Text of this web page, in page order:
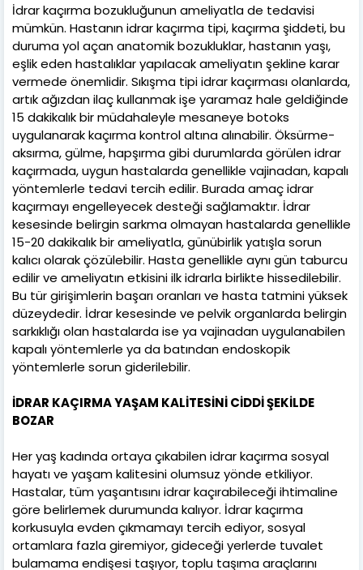
İdrar kaçırma bozukluğunun ameliyatla de tedavisi
mümkün. Hastanın idrar kaçırma tipi, kaçırma şiddeti, bu
duruma yol açan anatomik bozukluklar, hastanın yaşı,
eşlik eden hastalıklar yapılacak ameliyatın şekline karar
vermede önemlidir. Sıkışma tipi idrar kaçırması olanlarda,
artık ağızdan ilaç kullanmak işe yaramaz hale geldiğinde
15 dakikalık bir müdahaleyle mesaneye botoks
uygulanarak kaçırma kontrol altına alınabilir. Öksürme-
aksırma, gülme, hapşırma gibi durumlarda görülen idrar
kaçırmada, uygun hastalarda genellikle vajinadan, kapalı
yöntemlerle tedavi tercih edilir. Burada amaç idrar
kaçırmayı engelleyecek desteği sağlamaktır. İdrar
kesesinde belirgin sarkma olmayan hastalarda genellikle
15-20 dakikalık bir ameliyatla, günübirlik yatışla sorun
kalıcı olarak çözülebilir. Hasta genellikle aynı gün taburcu
edilir ve ameliyatın etkisini ilk idrarla birlikte hissedilebilir.
Bu tür girişimlerin başarı oranları ve hasta tatmini yüksek
düzeydedir. İdrar kesesinde ve pelvik organlarda belirgin
sarkıklığı olan hastalarda ise ya vajinadan uygulanabilen
kapalı yöntemlerle ya da batından endoskopik
yöntemlerle sorun giderilebilir.
İDRAR KAÇIRMA YAŞAM KALİTESİNİ CİDDİ ŞEKİLDE
BOZAR
Her yaş kadında ortaya çıkabilen idrar kaçırma sosyal
hayatı ve yaşam kalitesini olumsuz yönde etkiliyor.
Hastalar, tüm yaşantısını idrar kaçırabileceği ihtimaline
göre belirlemek durumunda kalıyor. İdrar kaçırma
korkusuyla evden çıkmamayı tercih ediyor, sosyal
ortamlara fazla giremiyor, gideceği yerlerde tuvalet
bulamama endişesi taşıyor, toplu taşıma araçlarını